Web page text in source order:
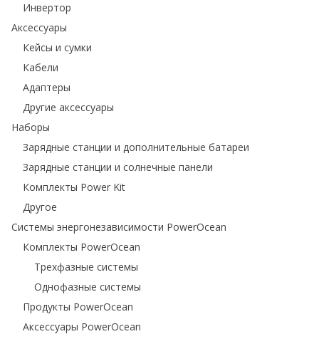
Инвертор
Аксессуары
Кейсы и сумки
Кабели
Адаптеры
Другие аксессуары
Наборы
Зарядные станции и дополнительные батареи
Зарядные станции и солнечные панели
Комплекты Power Kit
Другое
Системы энергонезависимости PowerOcean
Комплекты PowerOcean
Трехфазные системы
Однофазные системы
Продукты PowerOcean
Аксессуары PowerOcean